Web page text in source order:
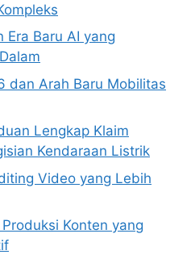
Era Baru AI yang
dan Arah Baru Mobilitas
Lengkap Klaim
Kendaraan Listrik
Video yang Lebih
Konten yang